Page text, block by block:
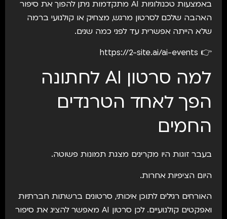
באמצעות טכנולוגיות AI מתקדמות ניתן להפוך את סיפור
האהבה שלכם לסרטון מרגש, מצחיק או קולנועי ברמה
שלא הייתה אפשרית עד לפני כמה שנים.
👉
https://2-site.ai/ai-events
למה סרטון AI לחתונה
הפך לאחד הטרנדים
החמים
בעבר זוגות היו מקרינים מצגת תמונות פשוטה.
היום הציפיות אחרות.
האורחים רגילים לתוכן איכותי, סרטונים ברשתות חברתיות
ואפקטים קולנועיים. לכן סרטון AI מאפשר להציג את סיפור